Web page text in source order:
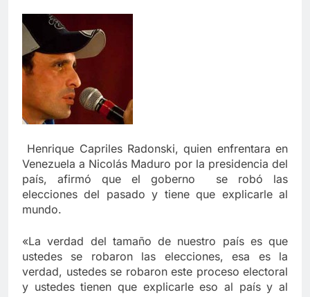
Henrique Capriles Radonski, quien enfrentara en
Venezuela a Nicolás Maduro por la presidencia del
país, afirmó que el goberno se robó las
elecciones del pasado y tiene que explicarle al
mundo.
«La verdad del tamaño de nuestro país es que
ustedes se robaron las elecciones, esa es la
verdad, ustedes se robaron este proceso electoral
y ustedes tienen que explicarle eso al país y al